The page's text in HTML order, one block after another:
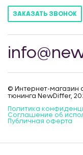
ЗАКАЗАТЬ ЗВОНОК
© Интернет-магазин
тюнинга NewDiffer,
Политика
Соглашение об
Публичная оферта